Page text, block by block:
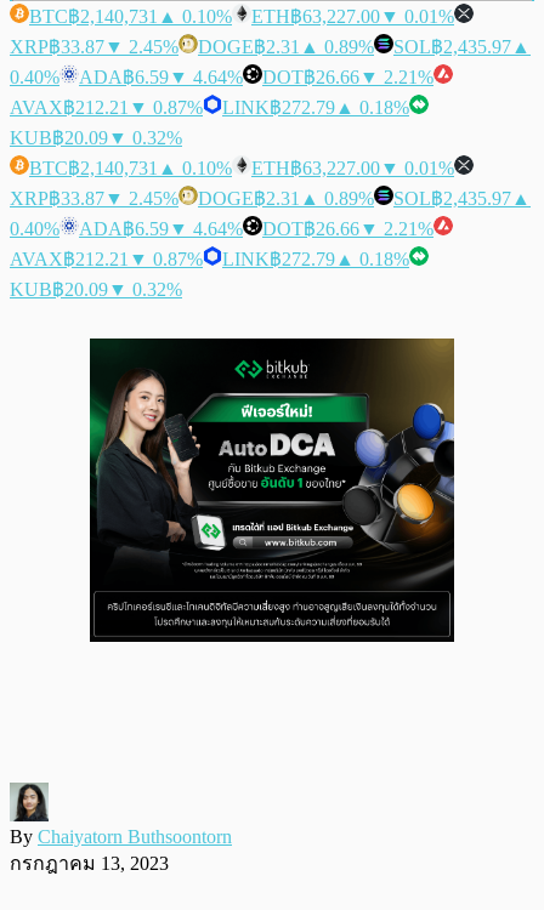
BTC฿2,140,731 ▲ 0.10% ETH฿63,227.00▼ 0.01%
XRP฿33.87▼ 2.45% DOGE฿2.31 ▲ 0.89% SOL฿2,435.97 ▲
0.40%
ADA฿6.59▼ 4.64% DOT฿26.66▼ 2.21%
AVAX฿212.21 ▼ 0.87% LINK฿272.79 ▲ 0.18%
KUB฿20.09▼ 0.32%
BTC฿2,140,731 ▲ 0.10% ETH฿63,227.00▼ 0.01%
XRP฿33.87▼ 2.45% DOGE฿2.31 ▲ 0.89% SOL฿2,435.97 ▲
0.40%
ADA฿6.59▼ 4.64% DOT฿26.66▼ 2.21%
AVAX฿212.21 ▼ 0.87% LINK฿272.79 ▲ 0.18%
KUB฿20.09▼ 0.32%
By Chaiyatorn Buthsoontorn
กรกฎาคม 13, 2023